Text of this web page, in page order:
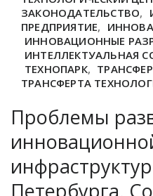
ЗАКОНОДАТЕЛЬСТВО,
ПРЕДПРИЯТИЕ,
ИННОВАЦИОННЫЕ
ИНТЕЛЛЕКТУАЛЬНАЯ
ТЕХНОПАРК,
ТРАНСФЕРТА
Проблемы
Петербурга.